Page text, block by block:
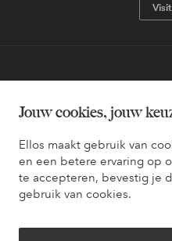
Jouw cookies, jouw
Ellos maakt gebruik van
en een betere ervaring op
te accepteren, bevestig je
gebruik van cookies.
Wil je meer weten